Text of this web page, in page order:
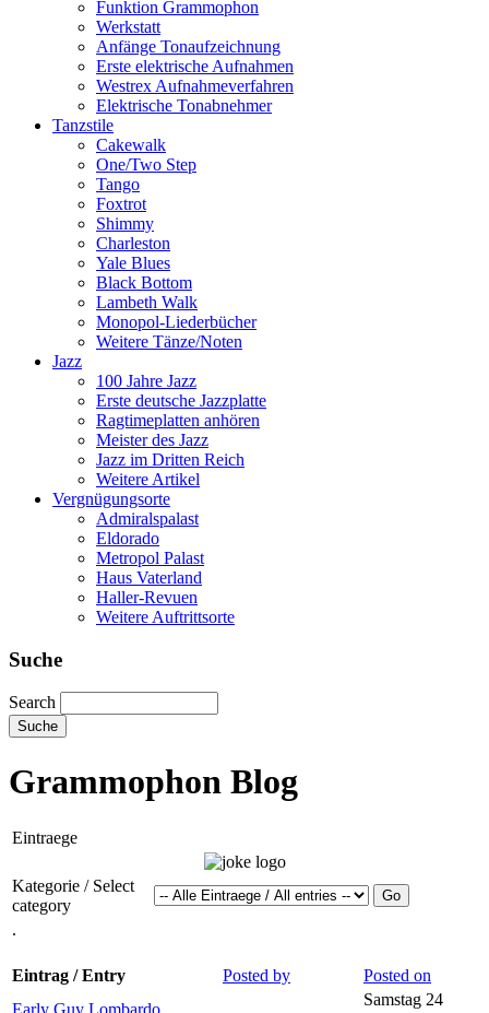
Funktion Grammophon
Werkstatt
Anfänge Tonaufzeichnung
Erste elektrische Aufnahmen
Westrex Aufnahmeverfahren
Elektrische Tonabnehmer
Tanzstile
Cakewalk
One/Two Step
Tango
Foxtrot
Shimmy
Charleston
Yale Blues
Black Bottom
Lambeth Walk
Monopol-Liederbücher
Weitere Tänze/Noten
Jazz
100 Jahre Jazz
Erste deutsche Jazzplatte
Ragtimeplatten anhören
Meister des Jazz
Jazz im Dritten Reich
Weitere Artikel
Vergnügungsorte
Admiralspalast
Eldorado
Metropol Palast
Haus Vaterland
Haller-Revuen
Weitere Auftrittsorte
Suche
Search
Grammophon Blog
Eintraege
Kategorie / Select
category
.
Eintrag / Entry Posted by
Posted on
Samstag 24